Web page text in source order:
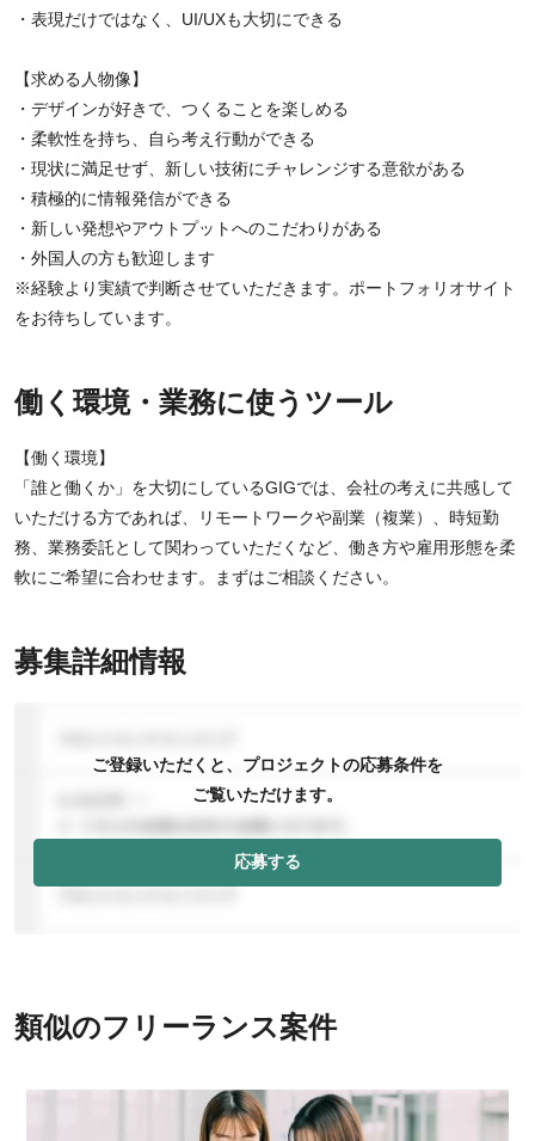
・表現だけではなく、UI/UXも大切にできる
【求める人物像】
・デザインが好きで、つくることを楽しめる
・柔軟性を持ち、自ら考え行動ができる
・現状に満足せず、新しい技術にチャレンジする意欲がある
・積極的に情報発信ができる
・新しい発想やアウトプットへのこだわりがある
・外国人の方も歓迎します
※経験より実績で判断させていただきます。ポートフォリオサイト
をお待ちしています。
働く環境・業務に使うツール
【働く環境】
「誰と働くか」を大切にしているGIGでは、会社の考えに共感して
いただける方であれば、リモートワークや副業（複業）、時短勤
務、業務委託として関わっていただくなど、働き方や雇用形態を柔
軟にご希望に合わせます。まずはご相談ください。
募集詳細情報
ご登録いただくと、プロジェクトの応募条件を
ご覧いただけます。
応募する
類似のフリーランス案件